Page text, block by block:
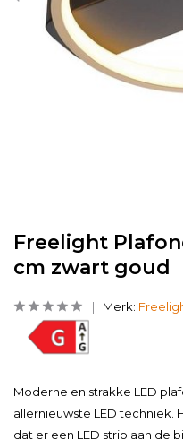
Freelight
cm zwart goud
Merk:
Moderne en strakke LED
allernieuwste LED techniek.
dat er een LED strip aan de